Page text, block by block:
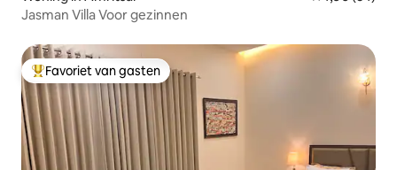
Jasman Villa Voor gezinnen
Topfavoriet van gasten
Favoriet van gasten